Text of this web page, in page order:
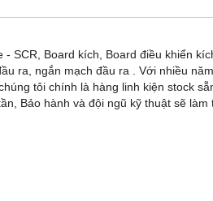
SCR, Board kích, Board điều khiển
ra, ngắn mạch đầu ra . Với nhiều
tôi chính là hàng linh kiện stock
Bảo hành và đội ngũ kỹ thuật sẽ làm